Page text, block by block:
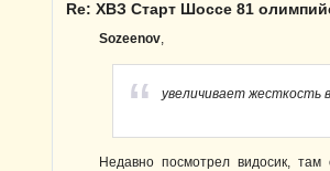
Re: ХВЗ Старт Шоссе 81
Sozeenov,
увеличивает жесткость
Недавно посмотрел видосик,